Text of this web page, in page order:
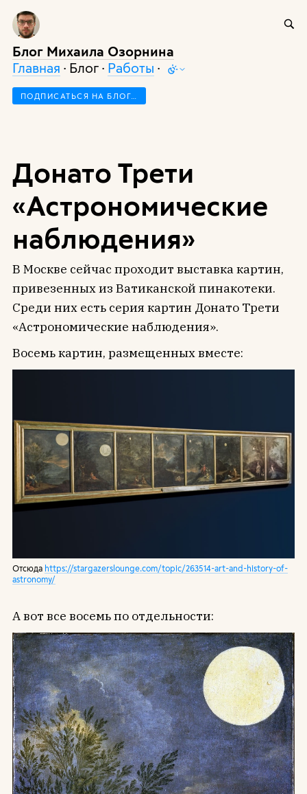
Блог Михаила Озорнина
Главная · Блог · Работы ·
ПОДПИСАТЬСЯ НА БЛОГ…
Донато Трети
«Астрономические
наблюдения»
В Москве сейчас проходит выставка картин,
привезенных из Ватиканской пинакотеки.
Среди них есть серия картин Донато Трети
«Астрономические наблюдения».
Восемь картин, размещенных вместе:
Отсюда https://stargazerslounge.com/topic/263514-art-and-history-of-
astronomy/
А вот все восемь по отдельности: